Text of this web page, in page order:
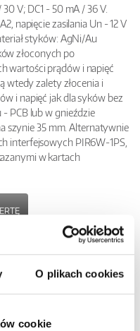
O plikach cookies
cookie
V; DC1 - 50 mA / 36 V.
napięcie zasilania Un - 12 V
styków: AgNi/Au
złoconych po
wartości prądów i napięć
wtedy zalety złocenia i
i napięć jak dla syków bez
PCB lub w gnieździe
35 mm. Alternatywnie
interfejsowych PIR6W-1PS,
w kartach
POBIERZ
PRODUKTU